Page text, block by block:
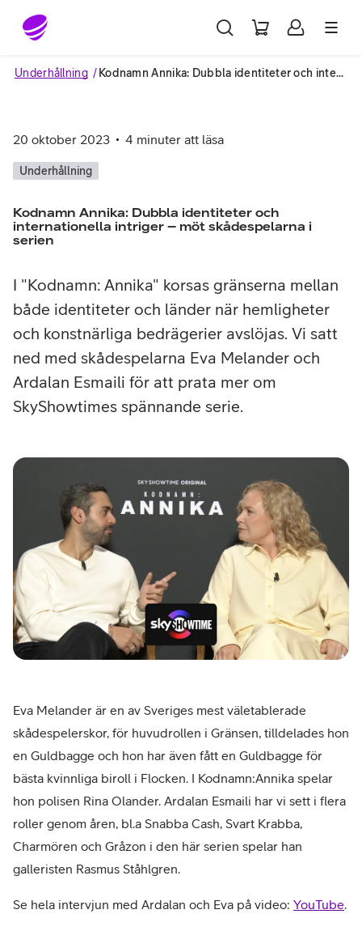
Gå till sidans innehåll
Underhållning Kodnamn Annika: Dubbla identiteter och internationella intriger – möt skådespelarna i serien
20 oktober 2023 4 minuter att läsa
Underhållning
Kodnamn Annika: Dubbla identiteter och
internationella intriger – möt skådespelarna i
serien
I "Kodnamn: Annika" korsas gränserna mellan
både identiteter och länder när hemligheter
och konstnärliga bedrägerier avslöjas. Vi satt
ned med skådespelarna Eva Melander och
Ardalan Esmaili för att prata mer om
SkyShowtimes spännande serie.
Eva Melander är en av Sveriges mest väletablerade
skådespelerskor, för huvudrollen i Gränsen, tilldelades hon
en Guldbagge och hon har även fått en Guldbagge för
bästa kvinnliga biroll i Flocken. I Kodnamn:Annika spelar
hon polisen Rina Olander. Ardalan Esmaili har vi sett i flera
roller genom åren, bl.a Snabba Cash, Svart Krabba,
Charmören och Gråzon i den här serien spelar han
galleristen Rasmus Ståhlgren.
Se hela intervjun med Ardalan och Eva på video: YouTube